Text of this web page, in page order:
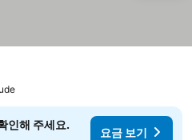
인해 주세요.
요금 보기